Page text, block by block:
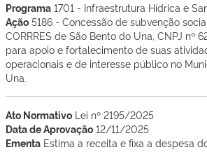
Programa 1701 - Infraestrutura Hídrica e
Ação 5186 - Concessão de subvenção
CORRRES de São Bento do Una, CNPJ nº
para apoio e fortalecimento de suas
operacionais e de interesse público no
Una.
Ato Normativo Lei nº 2195/2025
Data de Aprovação 12/11/2025
Ementa Estima a receita e fixa a despesa